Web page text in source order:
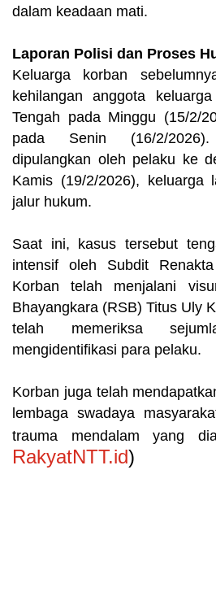
dalam keadaan mati.
Laporan Polisi dan Proses
Keluarga korban
kehilangan anggota
Tengah pada Minggu (15/2/
pada Senin (16/2/
dipulangkan oleh pelaku ke
Kamis (19/2/2026), keluarga
jalur hukum.
Saat ini, kasus tersebut
intensif oleh Subdit
Korban telah menjalani
Bhayangkara (RSB) Titus Uly
telah memeriksa
mengidentifikasi para pelaku.
Korban juga telah
lembaga swadaya
trauma mendalam yang
RakyatNTT.id)